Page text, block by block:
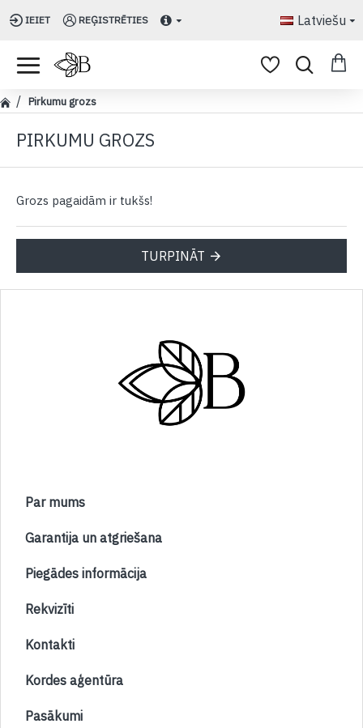
IEIET REĢISTRĒTIES Latviešu
Pirkumu grozs
PIRKUMU GROZS
Grozs pagaidām ir tukšs!
TURPINĀT
Par mums
Garantija un atgriešana
Piegādes informācija
Rekvizīti
Kontakti
Kordes aģentūra
Pasākumi